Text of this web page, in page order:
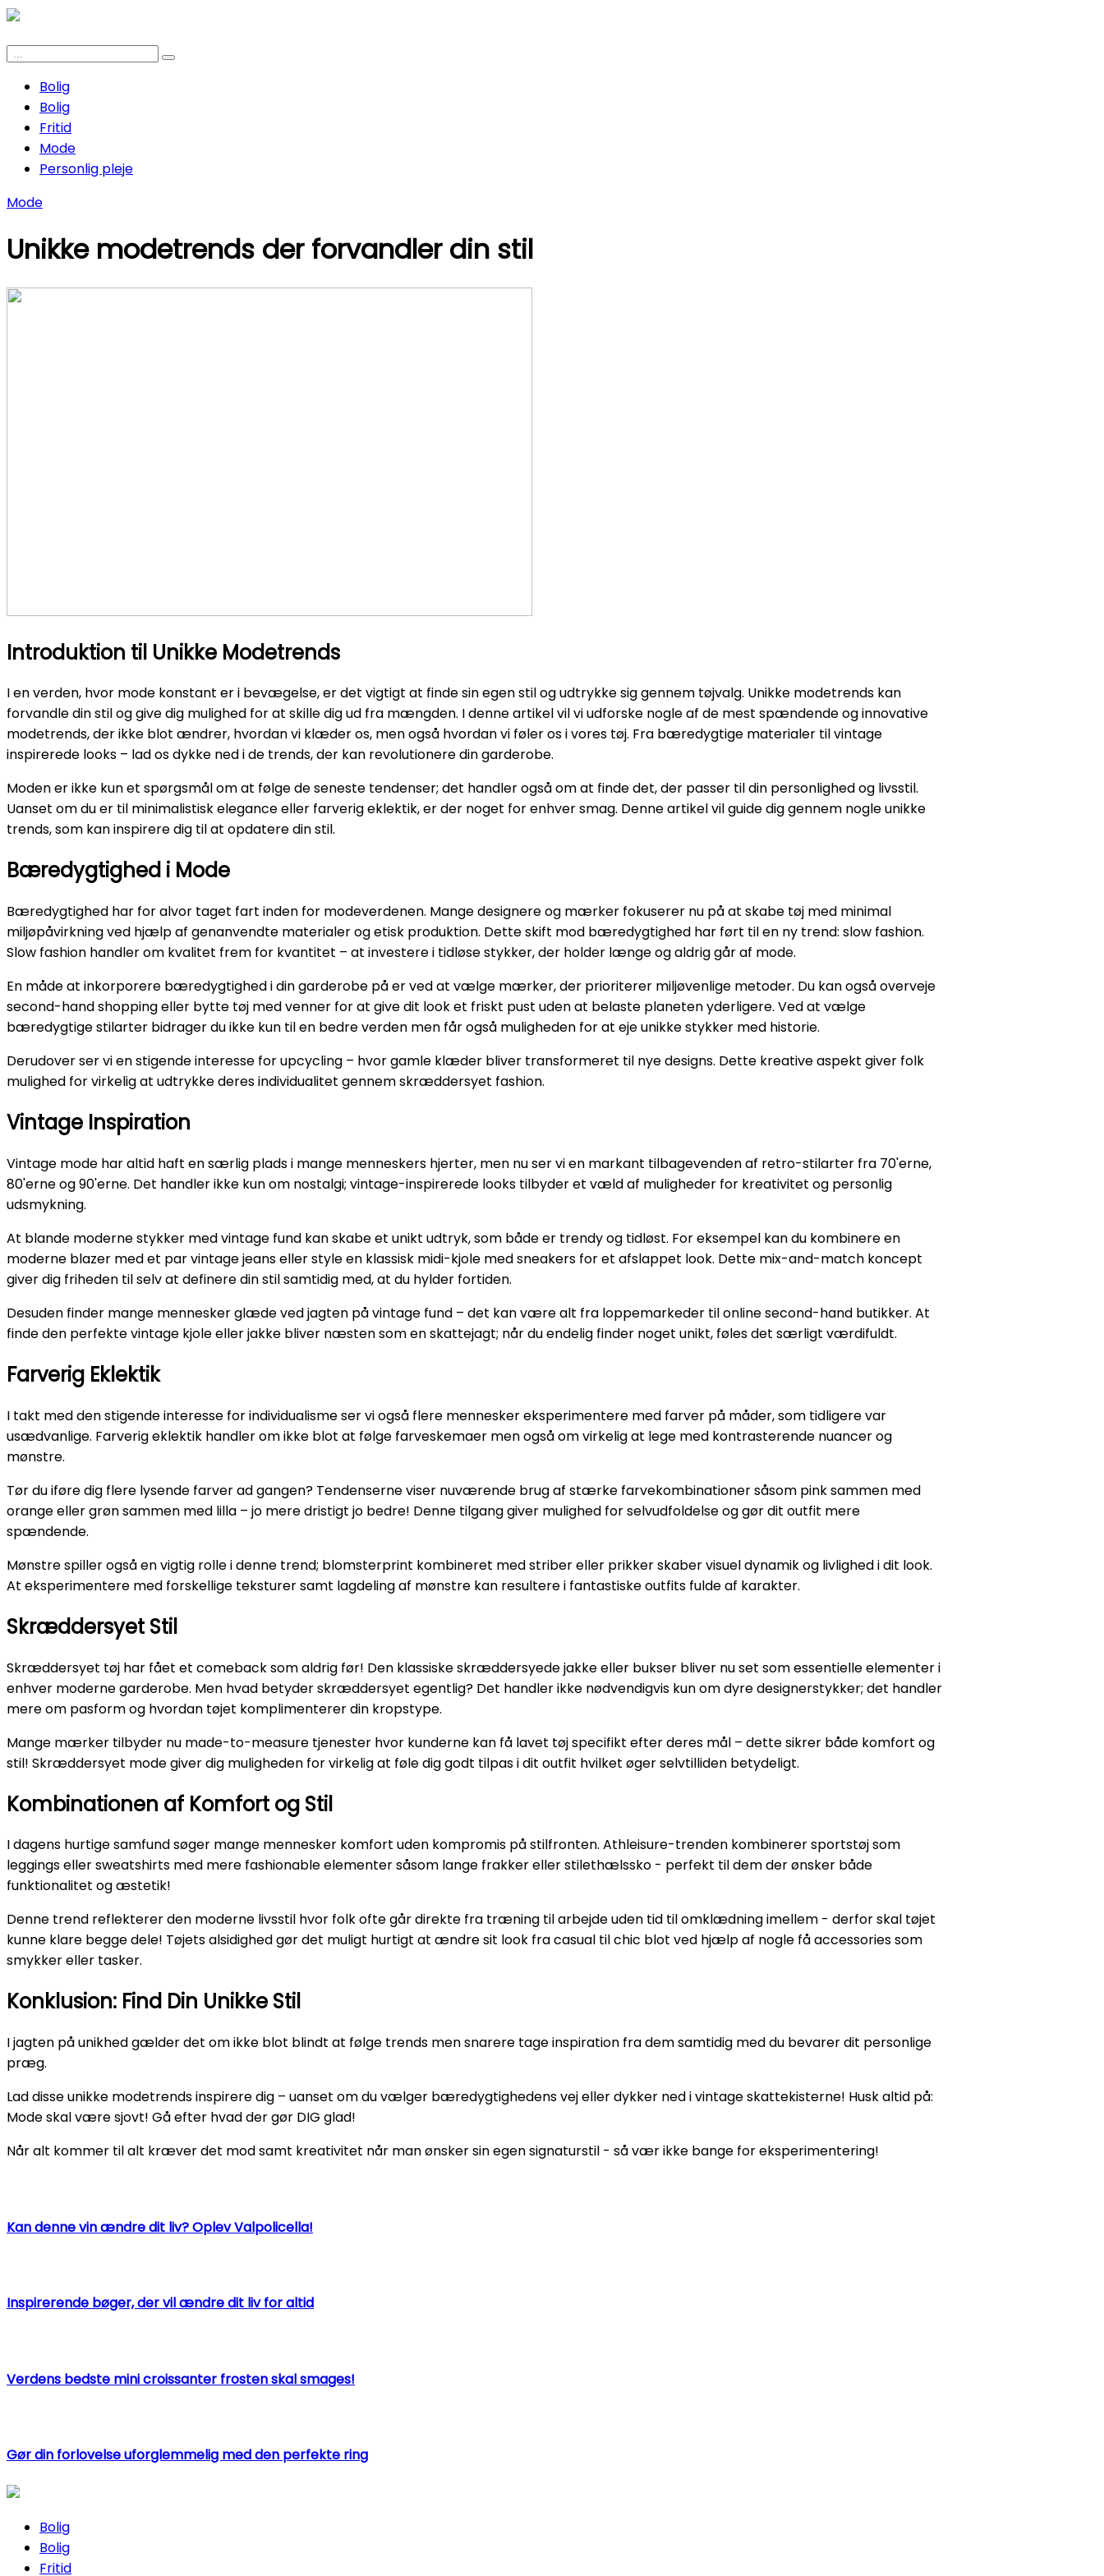
Bolig
Bolig
Fritid
Mode
Personlig pleje
Mode
Unikke modetrends der forvandler din stil
Introduktion til Unikke Modetrends
I en verden, hvor mode konstant er i bevægelse, er det vigtigt at finde sin egen stil og udtrykke sig gennem tøjvalg. Unikke modetrends kan
forvandle din stil og give dig mulighed for at skille dig ud fra mængden. I denne artikel vil vi udforske nogle af de mest spændende og innovative
modetrends, der ikke blot ændrer, hvordan vi klæder os, men også hvordan vi føler os i vores tøj. Fra bæredygtige materialer til vintage
inspirerede looks – lad os dykke ned i de trends, der kan revolutionere din garderobe.
Moden er ikke kun et spørgsmål om at følge de seneste tendenser; det handler også om at finde det, der passer til din personlighed og livsstil.
Uanset om du er til minimalistisk elegance eller farverig eklektik, er der noget for enhver smag. Denne artikel vil guide dig gennem nogle unikke
trends, som kan inspirere dig til at opdatere din stil.
Bæredygtighed i Mode
Bæredygtighed har for alvor taget fart inden for modeverdenen. Mange designere og mærker fokuserer nu på at skabe tøj med minimal
miljøpåvirkning ved hjælp af genanvendte materialer og etisk produktion. Dette skift mod bæredygtighed har ført til en ny trend: slow fashion.
Slow fashion handler om kvalitet frem for kvantitet – at investere i tidløse stykker, der holder længe og aldrig går af mode.
En måde at inkorporere bæredygtighed i din garderobe på er ved at vælge mærker, der prioriterer miljøvenlige metoder. Du kan også overveje
second-hand shopping eller bytte tøj med venner for at give dit look et friskt pust uden at belaste planeten yderligere. Ved at vælge
bæredygtige stilarter bidrager du ikke kun til en bedre verden men får også muligheden for at eje unikke stykker med historie.
Derudover ser vi en stigende interesse for upcycling – hvor gamle klæder bliver transformeret til nye designs. Dette kreative aspekt giver folk
mulighed for virkelig at udtrykke deres individualitet gennem skræddersyet fashion.
Vintage Inspiration
Vintage mode har altid haft en særlig plads i mange menneskers hjerter, men nu ser vi en markant tilbagevenden af retro-stilarter fra 70'erne,
80'erne og 90'erne. Det handler ikke kun om nostalgi; vintage-inspirerede looks tilbyder et væld af muligheder for kreativitet og personlig
udsmykning.
At blande moderne stykker med vintage fund kan skabe et unikt udtryk, som både er trendy og tidløst. For eksempel kan du kombinere en
moderne blazer med et par vintage jeans eller style en klassisk midi-kjole med sneakers for et afslappet look. Dette mix-and-match koncept
giver dig friheden til selv at definere din stil samtidig med, at du hylder fortiden.
Desuden finder mange mennesker glæde ved jagten på vintage fund – det kan være alt fra loppemarkeder til online second-hand butikker. At
finde den perfekte vintage kjole eller jakke bliver næsten som en skattejagt; når du endelig finder noget unikt, føles det særligt værdifuldt.
Farverig Eklektik
I takt med den stigende interesse for individualisme ser vi også flere mennesker eksperimentere med farver på måder, som tidligere var
usædvanlige. Farverig eklektik handler om ikke blot at følge farveskemaer men også om virkelig at lege med kontrasterende nuancer og
mønstre.
Tør du iføre dig flere lysende farver ad gangen? Tendenserne viser nuværende brug af stærke farvekombinationer såsom pink sammen med
orange eller grøn sammen med lilla – jo mere dristigt jo bedre! Denne tilgang giver mulighed for selvudfoldelse og gør dit outfit mere
spændende.
Mønstre spiller også en vigtig rolle i denne trend; blomsterprint kombineret med striber eller prikker skaber visuel dynamik og livlighed i dit look.
At eksperimentere med forskellige teksturer samt lagdeling af mønstre kan resultere i fantastiske outfits fulde af karakter.
Skræddersyet Stil
Skræddersyet tøj har fået et comeback som aldrig før! Den klassiske skræddersyede jakke eller bukser bliver nu set som essentielle elementer i
enhver moderne garderobe. Men hvad betyder skræddersyet egentlig? Det handler ikke nødvendigvis kun om dyre designerstykker; det handler
mere om pasform og hvordan tøjet komplimenterer din kropstype.
Mange mærker tilbyder nu made-to-measure tjenester hvor kunderne kan få lavet tøj specifikt efter deres mål – dette sikrer både komfort og
stil! Skræddersyet mode giver dig muligheden for virkelig at føle dig godt tilpas i dit outfit hvilket øger selvtilliden betydeligt.
Kombinationen af Komfort og Stil
I dagens hurtige samfund søger mange mennesker komfort uden kompromis på stilfronten. Athleisure-trenden kombinerer sportstøj som
leggings eller sweatshirts med mere fashionable elementer såsom lange frakker eller stilethælssko - perfekt til dem der ønsker både
funktionalitet og æstetik!
Denne trend reflekterer den moderne livsstil hvor folk ofte går direkte fra træning til arbejde uden tid til omklædning imellem - derfor skal tøjet
kunne klare begge dele! Tøjets alsidighed gør det muligt hurtigt at ændre sit look fra casual til chic blot ved hjælp af nogle få accessories som
smykker eller tasker.
Konklusion: Find Din Unikke Stil
I jagten på unikhed gælder det om ikke blot blindt at følge trends men snarere tage inspiration fra dem samtidig med du bevarer dit personlige
præg.
Lad disse unikke modetrends inspirere dig – uanset om du vælger bæredygtighedens vej eller dykker ned i vintage skattekisterne! Husk altid på:
Mode skal være sjovt! Gå efter hvad der gør DIG glad!
Når alt kommer til alt kræver det mod samt kreativitet når man ønsker sin egen signaturstil - så vær ikke bange for eksperimentering!
Kan denne vin ændre dit liv? Oplev Valpolicella!
Inspirerende bøger, der vil ændre dit liv for altid
Verdens bedste mini croissanter frosten skal smages!
Gør din forlovelse uforglemmelig med den perfekte ring
Bolig
Bolig
Fritid